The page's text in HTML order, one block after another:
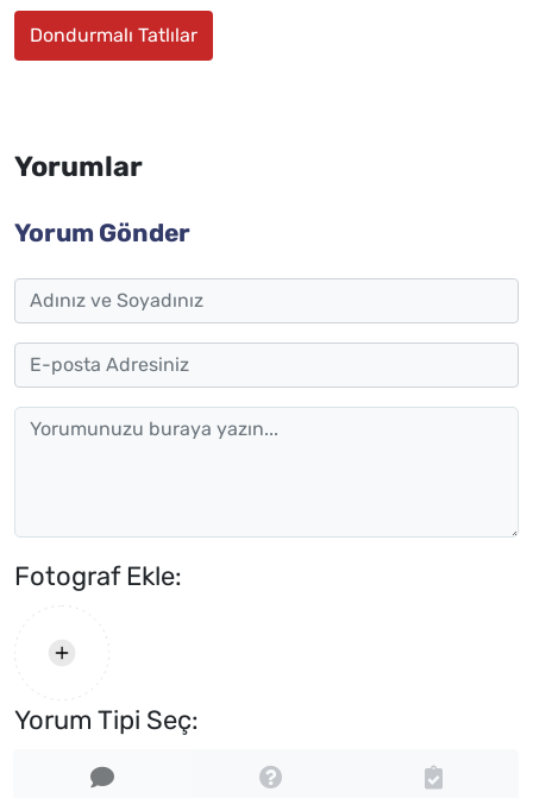
Dondurmalı Tatlılar
Yorumlar
Yorum Gönder
Fotograf Ekle:
Yorum Tipi Seç: